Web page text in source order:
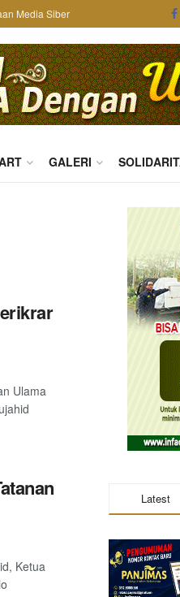
Media Siber
GALERI
Ulama
Ketua
Latest